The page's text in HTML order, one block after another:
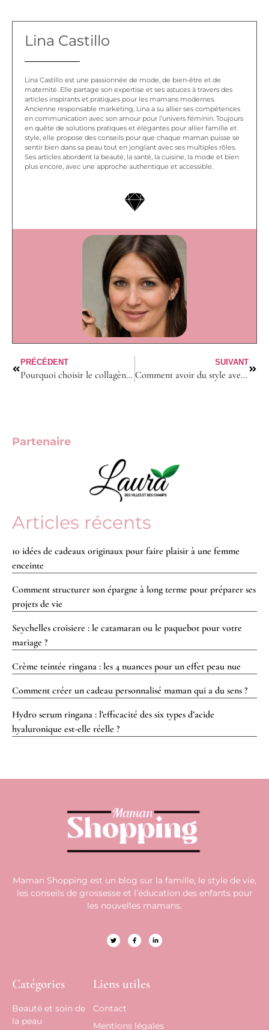
Lina Castillo
Lina Castillo est une passionnée de mode, de bien-être et de
maternité. Elle partage son expertise et ses astuces à travers des
articles inspirants et pratiques pour les mamans modernes.
Ancienne responsable marketing, Lina a su allier ses compétences
en communication avec son amour pour l’univers féminin. Toujours
en quête de solutions pratiques et élégantes pour allier famille et
style, elle propose des conseils pour que chaque maman puisse se
sentir bien dans sa peau tout en jonglant avec ses multiples rôles.
Ses articles abordent la beauté, la santé, la cuisine, la mode et bien
plus encore, avec une approche authentique et accessible.
PRÉCÉDENT
Pourquoi choisir le collagène Peptan pour vos articulations ?
SUIVANT
Comment avoir du style avec une robe en automne sans avoir froid ?
Partenaire
Articles récents
10 idées de cadeaux originaux pour faire plaisir à une femme
enceinte
Comment structurer son épargne à long terme pour préparer ses
projets de vie
Seychelles croisiere : le catamaran ou le paquebot pour votre
mariage ?
Crème teintée ringana : les 4 nuances pour un effet peau nue
Comment créer un cadeau personnalisé maman qui a du sens ?
Hydro serum ringana : l’efficacité des six types d’acide
hyaluronique est-elle réelle ?
Maman Shopping est un blog sur la famille, le style de vie,
les conseils de grossesse et l’éducation des enfants pour
les nouvelles mamans.
Catégories
Beauté et soin de
la peau
Liens utiles
Contact
Mentions légales